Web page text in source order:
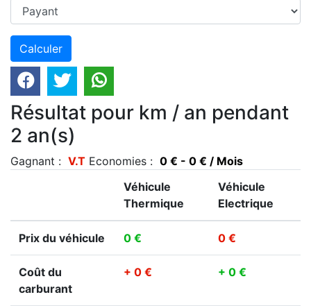
Résultat pour km / an pendant
2 an(s)
Gagnant : V.T Economies : 0 € - 0 € / Mois
Véhicule
Thermique
Véhicule
Electrique
Prix du véhicule 0 € 0 €
Coût du
carburant
+ 0 € + 0 €